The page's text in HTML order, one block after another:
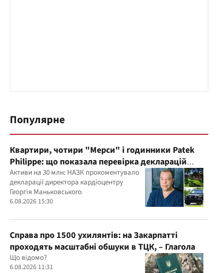
Популярне
Квартири, чотири "Мерси" і годинники Patek
Philippe: що показала перевірка декларацій
керівника дитячого кардіоцентру
Маньковського і що каже НАЗК?
Активи на 30 млн: НАЗК прокоментувало
декларації директора кардіоцентру
Георгія Маньковського
6.08.2026 15:30
Справа про 1500 ухилянтів: на Закарпатті
проходять масштабні обшуки в ТЦК, – Глагола
Що відомо?
6.08.2026 11:31